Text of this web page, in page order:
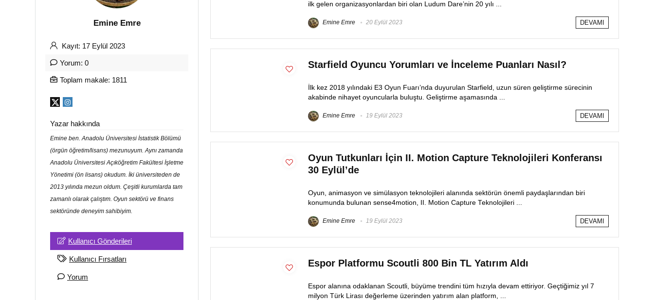
Emine Emre
Kayıt: 17 Eylül 2023
Yorum: 0
Toplam makale: 1811
Yazar hakkında
Emine ben. Anadolu Üniversitesi İstatistik Bölümü
(örgün öğretim/lisans) mezunuyum. Aynı zamanda
Anadolu Üniversitesi Açıköğretim Fakültesi İşletme
Yönetimi (ön lisans) okudum. İki üniversiteden de
2013 yılında mezun oldum. Çeşitli kurumlarda tam
zamanlı olarak çalıştım. Oyun sektörü ve finans
sektöründe deneyim sahibiyim.
Kullanıcı Gönderileri
Kullanıcı Fırsatları
Yorum
ilk gelen organizasyonlardan biri olan Ludum Dare’nin 20 yılı ...
Emine Emre 20 Eylül 2023 DEVAMI
Starfield Oyuncu Yorumları ve İnceleme Puanları Nasıl?
İlk kez 2018 yılındaki E3 Oyun Fuarı’nda duyurulan Starfield, uzun süren geliştirme sürecinin
akabinde nihayet oyuncularla buluştu. Geliştirme aşamasında ...
Emine Emre 19 Eylül 2023 DEVAMI
Oyun Tutkunları İçin II. Motion Capture Teknolojileri Konferansı
30 Eylül’de
Oyun, animasyon ve simülasyon teknolojileri alanında sektörün önemli paydaşlarından biri
konumunda bulunan sense4motion, II. Motion Capture Teknolojileri ...
Emine Emre 19 Eylül 2023 DEVAMI
Espor Platformu Scoutli 800 Bin TL Yatırım Aldı
Espor alanına odaklanan Scoutli, büyüme trendini tüm hızıyla devam ettiriyor. Geçtiğimiz yıl 7
milyon Türk Lirası değerleme üzerinden yatırım alan platform, ...